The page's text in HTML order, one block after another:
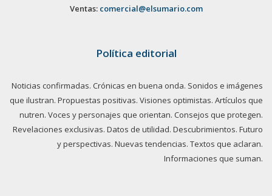
Ventas: comercial@elsumario.com
Política editorial
Noticias confirmadas. Crónicas en buena onda. Sonidos e imágenes
que ilustran. Propuestas positivas. Visiones optimistas. Artículos que
nutren. Voces y personajes que orientan. Consejos que protegen.
Revelaciones exclusivas. Datos de utilidad. Descubrimientos. Futuro
y perspectivas. Nuevas tendencias. Textos que aclaran.
Informaciones que suman.